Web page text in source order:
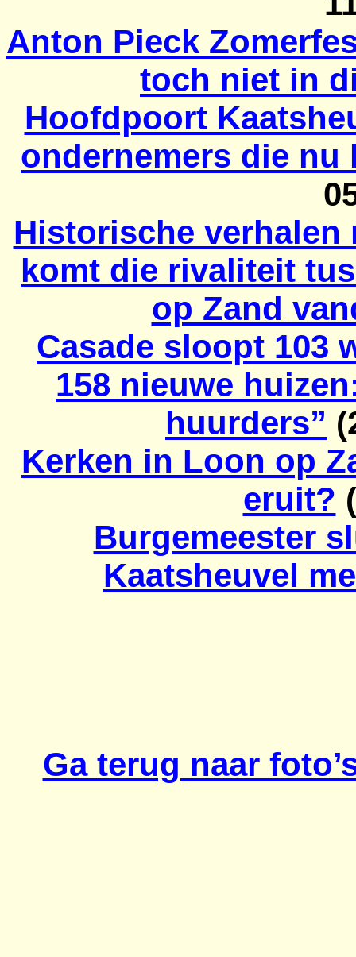
Anton Pieck
toch niet in
Hoofdpoort
ondernemers die nu
Historische verhalen
komt die rivaliteit
op Zand
Casade sloopt 103
158 nieuwe
huurders”
Kerken in Loon op
eruit?
Burgemeester
Kaatsheuvel
Ga terug naar